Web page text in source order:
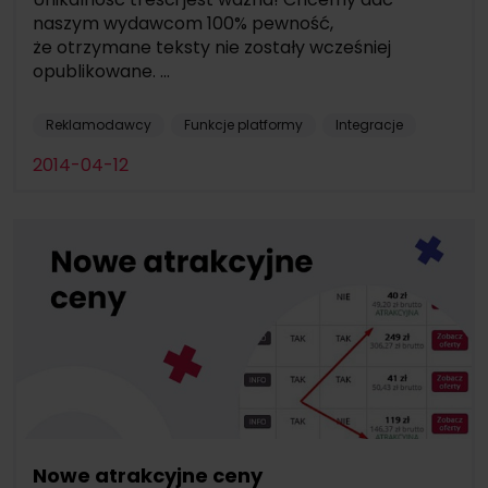
naszym wydawcom 100% pewność,
że otrzymane teksty nie zostały wcześniej
opublikowane. ...
Reklamodawcy Funkcje platformy Integracje
2014-04-12
Nowe atrakcyjne ceny